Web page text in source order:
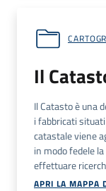
Il
Il Catasto è una
i fabbricati
catastale viene
in modo fedele
effettuare
APRI LA MAPPA